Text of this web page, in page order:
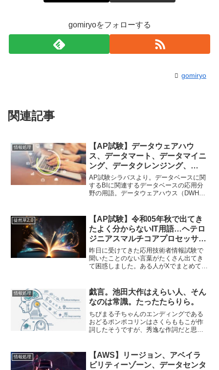
gomiryoをフォローする
gomiryo
関連記事
情報処理
【AP試験】データウェアハウ
ス、データマート、データマイニ
ング、データクレンジング、
OLAP、ETL
AP試験シラバスより。データベースに関
するBIに関連するデータベースの応用分
野の用語。データウェアハウス（DWH）
ータベース。データマート…データウェ
アハウスからより利...
徒然草2.0
【AP試験】令和05年秋で出てき
たよく分からないIT用語…ヘテロ
ジニアスマルチコアプロセッサ,
ウェアレベリング,コンティンジ
ェンシー…他
昨日に受けてきた応用技術者情報試験で
聞いたことのない言葉がたくさん出てき
て困惑しました。ある人がXでまとめてい
サヘテロジニアスマルチコアプロセッサ
(heterogene...
情報処理
戯言。池田大作はえらい人、そん
なのは常識。たったたらりら。
ちびまる子ちゃんのエンディングである
おどるポンポコリンはさくらももこが作
詞したそうですが、秀逸な作詞だと思い
が、その肝心の中身にはふれていない
し、次にぼわっと何かが登場...
情報処理
【AWS】リージョン、アベイラ
ビリティーゾーン、データセンタ